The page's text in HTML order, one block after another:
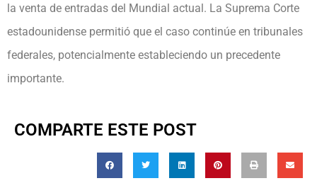
la venta de entradas del Mundial actual. La Suprema Corte
estadounidense permitió que el caso continúe en tribunales
federales, potencialmente estableciendo un precedente
importante.
COMPARTE ESTE POST